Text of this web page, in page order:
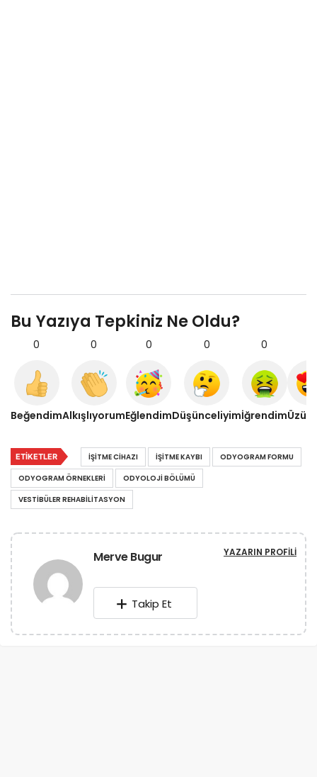
Bu Yazıya Tepkiniz Ne Oldu?
0
Beğendim
0
Alkışlıyorum
0
Eğlendim
0
Düşünceliyim
0
İğrendim
ETIKETLER IŞITME CIHAZI IŞITME KAYBI
ODYOGRAM FORMU
ODYOGRAM ÖRNEKLERI
ODYOLOJI BÖLÜMÜ
VESTIBÜLER REHABILITASYON
Merve Bugur YAZARIN PROFILI
Takip Et